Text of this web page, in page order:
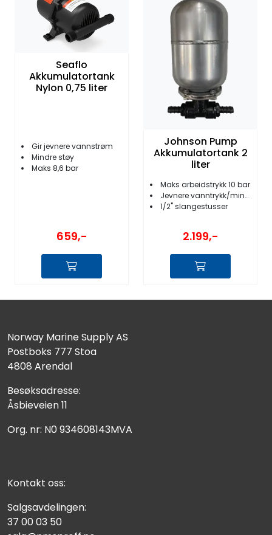
Seaflo
Akkumulatortank
Nylon 0,75 liter
Gir jevnere vannstrøm
Mindre støy
Maks 8,6 bar
659,-
Johnson Pump
Akkumulatortank 2
liter
Maks arbeidstrykk 10 bar
Jevnere vanntrykk/mindre støy
1/2'' slangestusser
2.199,-
Norway Marine Supply AS
Postboks 777 Stoa
4808 Arendal
Besøksadresse:
Åsbieveien 11
Org. nr: N0 934608143MVA
Kontakt oss:
Salgsavdelingen:
37 00 03 50
Fritid/Sikkerhet
Båtpleie/Opplag
Nyheter